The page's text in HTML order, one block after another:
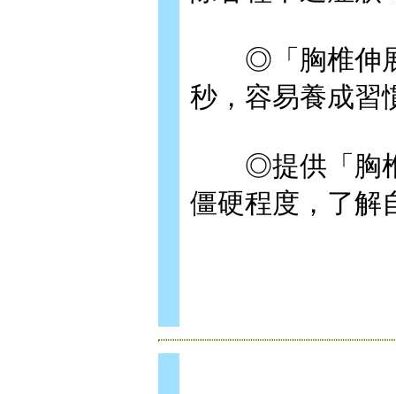
◎「胸椎伸展
秒，容易養成習
◎提供「胸椎
僵硬程度，了解